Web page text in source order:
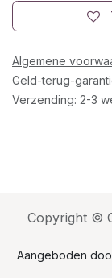
Algemene
Geld-terug-
Verzending: 2-3
Copyright ©
Aangeboden